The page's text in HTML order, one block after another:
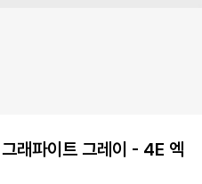
래파이트 그레이 - 4E 엑